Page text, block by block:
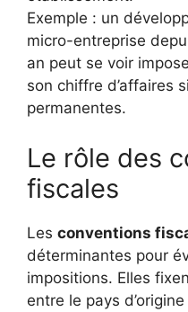
Exemple : un
micro-entreprise
an peut se voir
son chiffre d’affaires
permanentes.
Le rôle des
fiscales
Les conventions
déterminantes pour
impositions. Elles
entre le pays